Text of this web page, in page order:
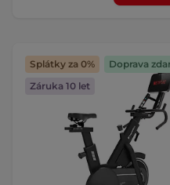
Splátky za 0%
Doprava
Záruka 10 let